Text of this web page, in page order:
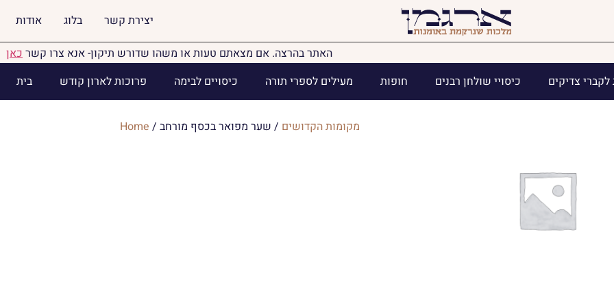
אודות בלוג יצירת קשר
האתר בהרצה. אם מצאתם טעות או משהו שדורש תיקון- אנא צרו קשרכאן
בית
פרוכות לארון קודש כיסויים לבימה מעילים לספרי תורה חופות כיסויי שולחן רבנים לקברי צדיקים
Home / מקומות הקדושים / שער מפואר בכסף מורחב